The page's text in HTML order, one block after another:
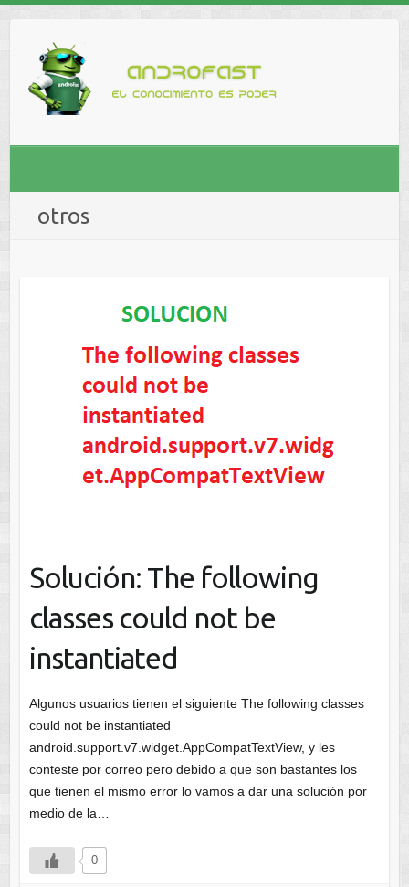
otros
Solución: The following
classes could not be
instantiated
Algunos usuarios tienen el siguiente The following classes
could not be instantiated
android.support.v7.widget.AppCompatTextView, y les
conteste por correo pero debido a que son bastantes los
que tienen el mismo error lo vamos a dar una solución por
medio de la…
0